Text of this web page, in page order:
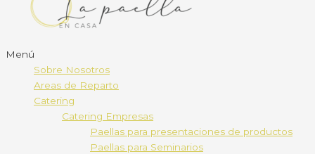
Menú
Sobre Nosotros
Areas de Reparto
Catering
Catering Empresas
Paellas para presentaciones de productos
Paellas para Seminarios